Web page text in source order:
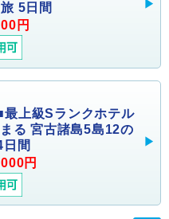
5日間
円
上級Sランクホテル
る 宮古諸島5島12の
間
円